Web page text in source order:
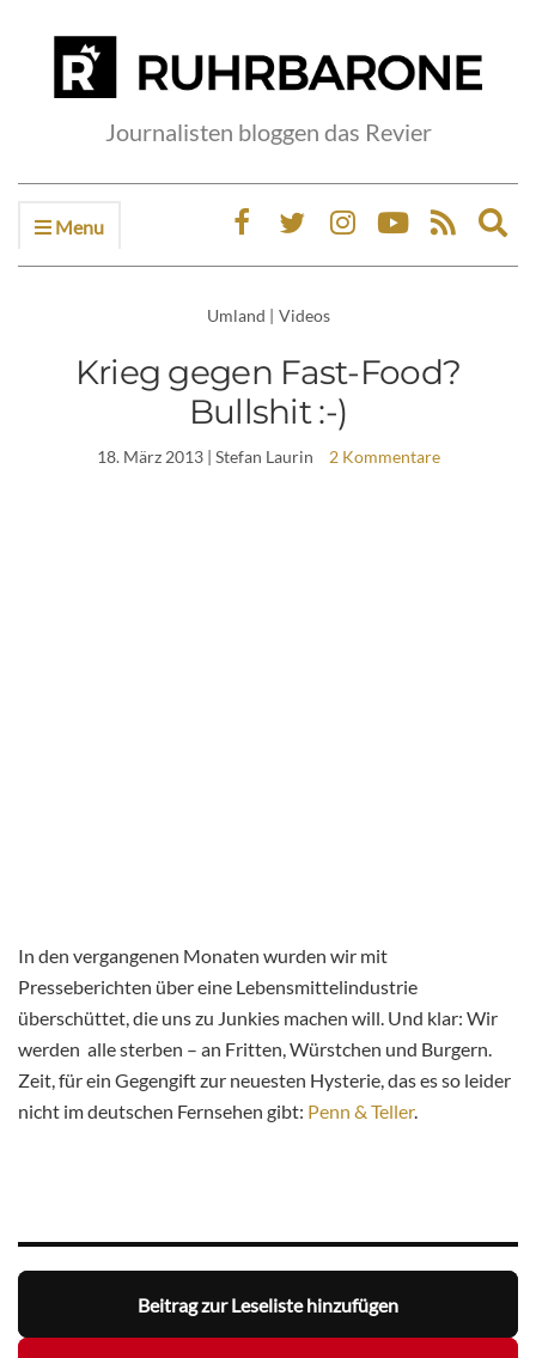
Journalisten bloggen das Revier
Menu
Umland | Videos
Krieg gegen Fast-Food?
Bullshit :-)
18. März 2013| Stefan Laurin 2 Kommentare
In den vergangenen Monaten wurden wir mit
Presseberichten über eine Lebensmittelindustrie
überschüttet, die uns zu Junkies machen will. Und klar: Wir
werden alle sterben – an Fritten, Würstchen und Burgern.
Zeit, für ein Gegengift zur neuesten Hysterie, das es so leider
nicht im deutschen Fernsehen gibt: Penn & Teller.
Beitrag zur Leseliste hinzufügen